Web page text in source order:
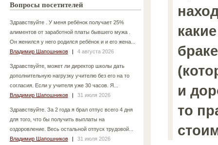
Вопросы посетителей
Здравствуйте . У меня ребёнок получает 25%
алиментов от заработной платы бывшего мужа .
Он женился у него родился ребёнок и и его жена...
Владимир Шапошников
| 4 августа 2026
Здравствуйте, может ли директор школы дать
дополнительную нагрузку учителю без его на то
согласия. Если у учителя уже 30 часов. Я...
Владимир Шапошников
| 31 июля 2026
Здравствуйте. За 2 года я брал отпус всего 4 дня
для того, что бы получить выплаты на
оздоровление. Весь остальной отпуск трудовой...
Владимир Шапошников
| 31 июля 2026
и
то